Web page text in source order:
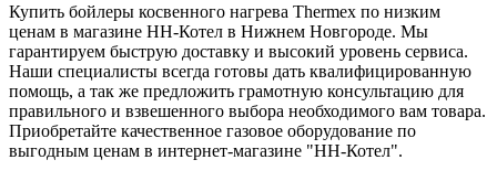
Купить бойлеры косвенного нагрева Thermex по низким
ценам в магазине НН-Котел в Нижнем Новгороде. Мы
гарантируем быструю доставку и высокий уровень сервиса.
Наши специалисты всегда готовы дать квалифицированную
помощь, а так же предложить грамотную консультацию для
правильного и взвешенного выбора необходимого вам товара.
Приобретайте качественное газовое оборудование по
выгодным ценам в интернет-магазине "НН-Котел".